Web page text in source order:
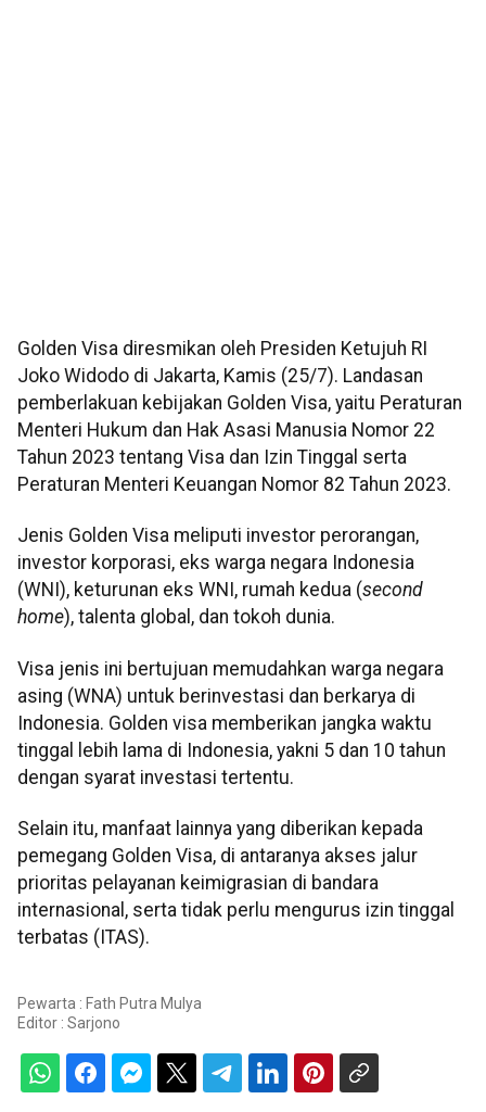
Golden Visa diresmikan oleh Presiden Ketujuh RI
Joko Widodo di Jakarta, Kamis (25/7). Landasan
pemberlakuan kebijakan Golden Visa, yaitu Peraturan
Menteri Hukum dan Hak Asasi Manusia Nomor 22
Tahun 2023 tentang Visa dan Izin Tinggal serta
Peraturan Menteri Keuangan Nomor 82 Tahun 2023.
Jenis Golden Visa meliputi investor perorangan,
investor korporasi, eks warga negara Indonesia
(WNI), keturunan eks WNI, rumah kedua (second
home), talenta global, dan tokoh dunia.
Visa jenis ini bertujuan memudahkan warga negara
asing (WNA) untuk berinvestasi dan berkarya di
Indonesia. Golden visa memberikan jangka waktu
tinggal lebih lama di Indonesia, yakni 5 dan 10 tahun
dengan syarat investasi tertentu.
Selain itu, manfaat lainnya yang diberikan kepada
pemegang Golden Visa, di antaranya akses jalur
prioritas pelayanan keimigrasian di bandara
internasional, serta tidak perlu mengurus izin tinggal
terbatas (ITAS).
Pewarta : Fath Putra Mulya
Editor : Sarjono